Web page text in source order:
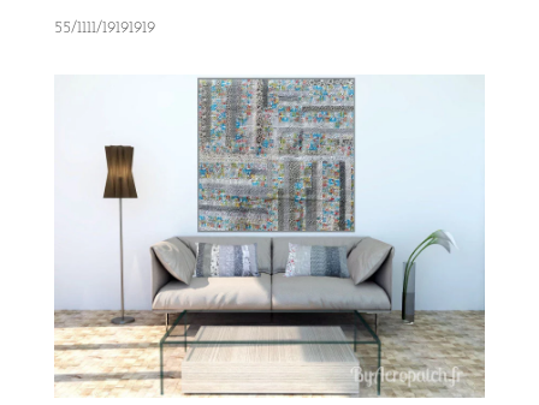
55/1111/19191919